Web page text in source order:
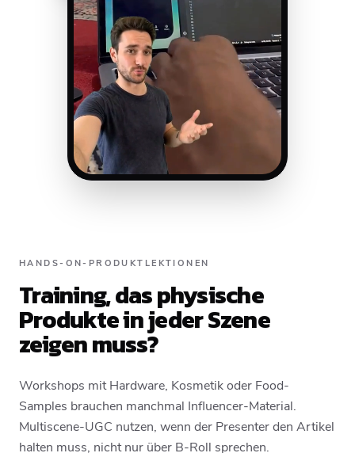
HANDS-ON-PRODUKTLEKTIONEN
Training, das physische
Produkte in jeder Szene
zeigen muss?
Workshops mit Hardware, Kosmetik oder Food-
Samples brauchen manchmal Influencer-Material.
Multiscene-UGC nutzen, wenn der Presenter den Artikel
halten muss, nicht nur über B-Roll sprechen.